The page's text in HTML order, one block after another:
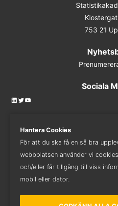
753 21
Sociala
LinkedIn
Twitter
YouTube
018 -
Hantera Cookies
För att du ska få en så bra
webbplatsen använder vi
och/eller får tillgång till viss
mobil eller dator.